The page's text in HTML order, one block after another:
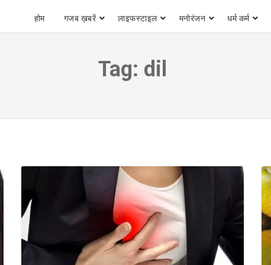
होम गजब ख़बरें लाइफस्टाइल मनोरंजन धर्म कर्म
Tag: dil